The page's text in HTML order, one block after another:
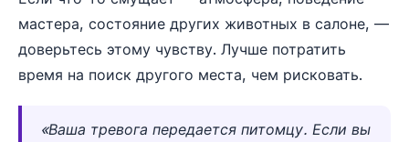
мастера, состояние других животных в салоне, —
доверьтесь этому чувству. Лучше потратить
время на поиск другого места, чем рисковать.
«Ваша тревога передается питомцу. Если вы